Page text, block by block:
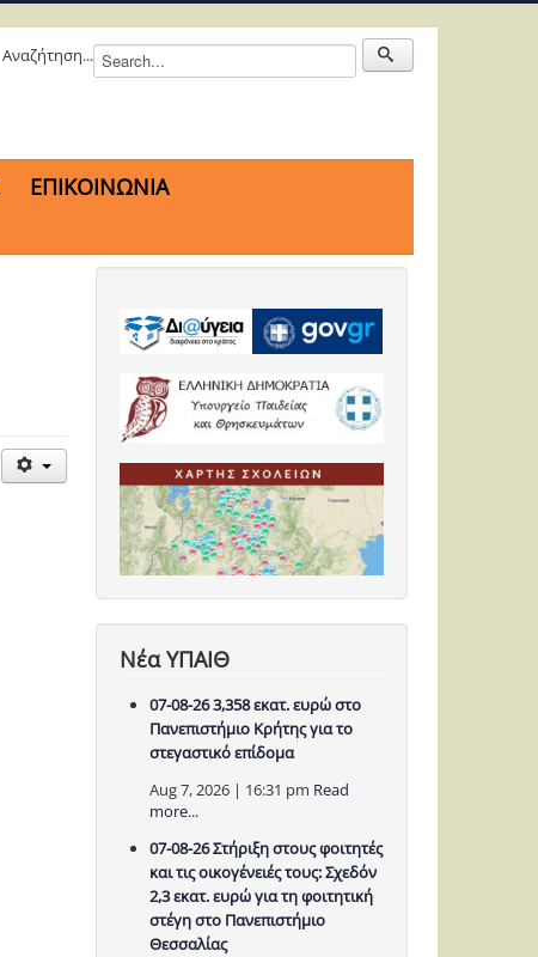
Αναζήτηση...
ΕΠΙΚΟΙΝΩΝΙΑ
Νέα ΥΠΑΙΘ
07-08-26 3,358 εκατ. ευρώ στο
Πανεπιστήμιο Κρήτης για το
στεγαστικό επίδομα
Aug 7, 2026 | 16:31 pm Read
more...
07-08-26 Στήριξη στους φοιτητές
και τις οικογένειές τους: Σχεδόν
2,3 εκατ. ευρώ για τη φοιτητική
στέγη στο Πανεπιστήμιο
Θεσσαλίας